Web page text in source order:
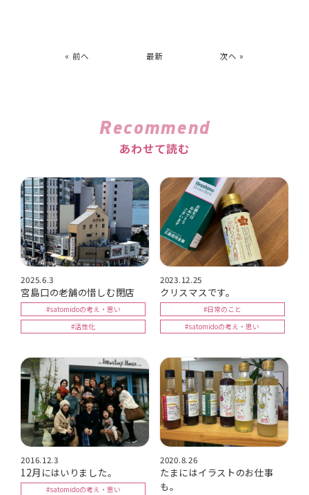
« 前へ 最新 次へ »
Recommend
あわせて読む
2025.6.3
宮島口の老舗の惜しむ閉店
#satomidoの考え・思い
#活性化
2023.12.25
クリスマスです。
#日常のこと
#satomidoの考え・思い
2016.12.3
12月にはいりました。
#satomidoの考え・思い
2020.8.26
たまにはイラストのお仕事
も。